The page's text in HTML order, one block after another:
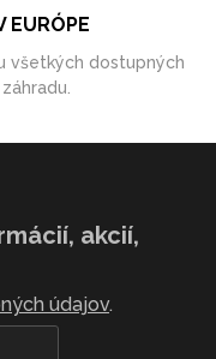
EURÓPE
všetkých dostupných
akcií,
údajov.